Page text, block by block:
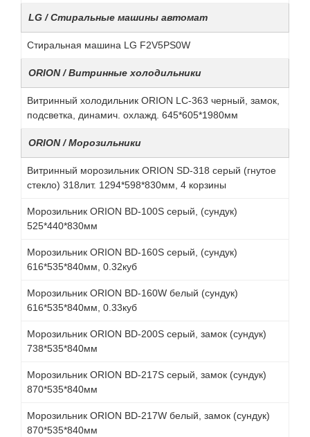
LG / Стиральные машины автомат
Стиральная машина LG F2V5PS0W
ORION / Витринные холодильники
Витринный холодильник ORION LC-363 черный, замок,
подсветка, динамич. охлажд. 645*605*1980мм
ORION / Морозильники
Витринный морозильник ORION SD-318 серый (гнутое
стекло) 318лит. 1294*598*830мм, 4 корзины
Морозильник ORION BD-100S серый, (сундук)
525*440*830мм
Морозильник ORION BD-160S серый, (сундук)
616*535*840мм, 0.32куб
Морозильник ORION BD-160W белый (сундук)
616*535*840мм, 0.33куб
Морозильник ORION BD-200S серый, замок (сундук)
738*535*840мм
Морозильник ORION BD-217S серый, замок (сундук)
870*535*840мм
Морозильник ORION BD-217W белый, замок (сундук)
870*535*840мм